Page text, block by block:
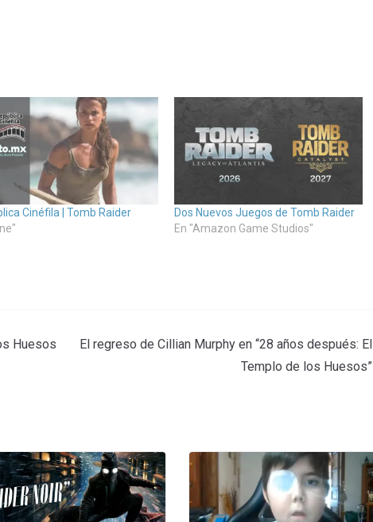
Cinéfila | Tomb Raider
Dos Nuevos Juegos de Tomb Raider
En "Amazon Game Studios"
Huesos
El regreso de Cillian Murphy en “28 años después: El
Templo de los Huesos”